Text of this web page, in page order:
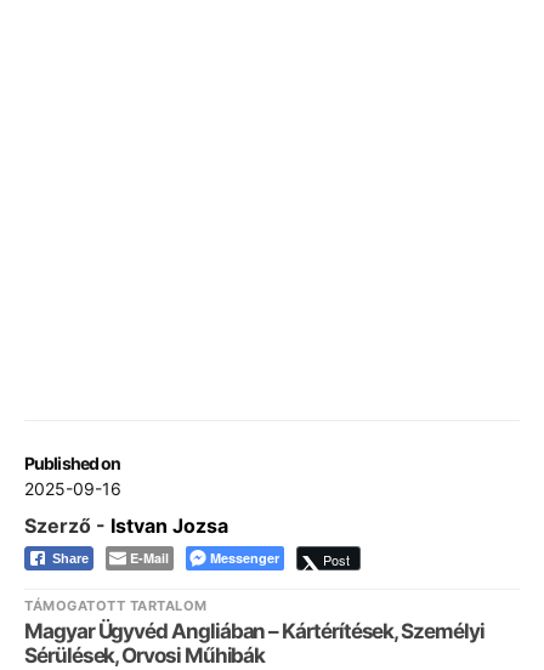
Published on
2025-09-16
Szerző - Istvan Jozsa
Share E-Mail Messenger Post
TÁMOGATOTT TARTALOM
Magyar Ügyvéd Angliában – Kártérítések, Személyi
Sérülések, Orvosi Műhibák